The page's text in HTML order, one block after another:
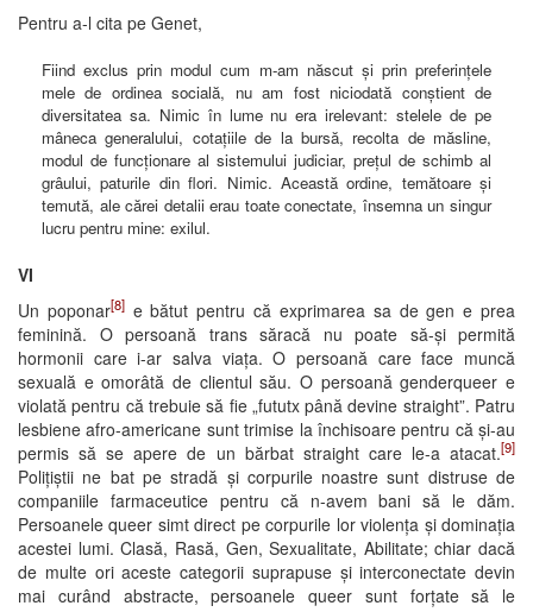
Pentru a-l cita pe Genet,
Fiind exclus prin modul cum m-am născut și prin preferințele
mele de ordinea socială, nu am fost niciodată conștient de
diversitatea sa. Nimic în lume nu era irelevant: stelele de pe
mâneca generalului, cotațiile de la bursă, recolta de măsline,
modul de funcționare al sistemului judiciar, prețul de schimb al
grâului, paturile din flori. Nimic. Această ordine, temătoare și
temută, ale cărei detalii erau toate conectate, însemna un singur
lucru pentru mine: exilul.
VI
Un poponar[8]e bătut pentru că exprimarea sa de gen e prea
feminină. O persoană trans săracă nu poate să-și permită
hormonii care i-ar salva viața. O persoană care face muncă
sexuală e omorâtă de clientul său. O persoană genderqueer e
violată pentru că trebuie să fie „fututx până devine straight”. Patru
lesbiene afro-americane sunt trimise la închisoare pentru că și-au
permis să se apere de un bărbat straight care le-a atacat.[9]
Polițiștii ne bat pe stradă și corpurile noastre sunt distruse de
companiile farmaceutice pentru că n-avem bani să le dăm.
Persoanele queer simt direct pe corpurile lor violența și dominația
acestei lumi. Clasă, Rasă, Gen, Sexualitate, Abilitate; chiar dacă
de multe ori aceste categorii suprapuse și interconectate devin
mai curând abstracte, persoanele queer sunt forțate să le